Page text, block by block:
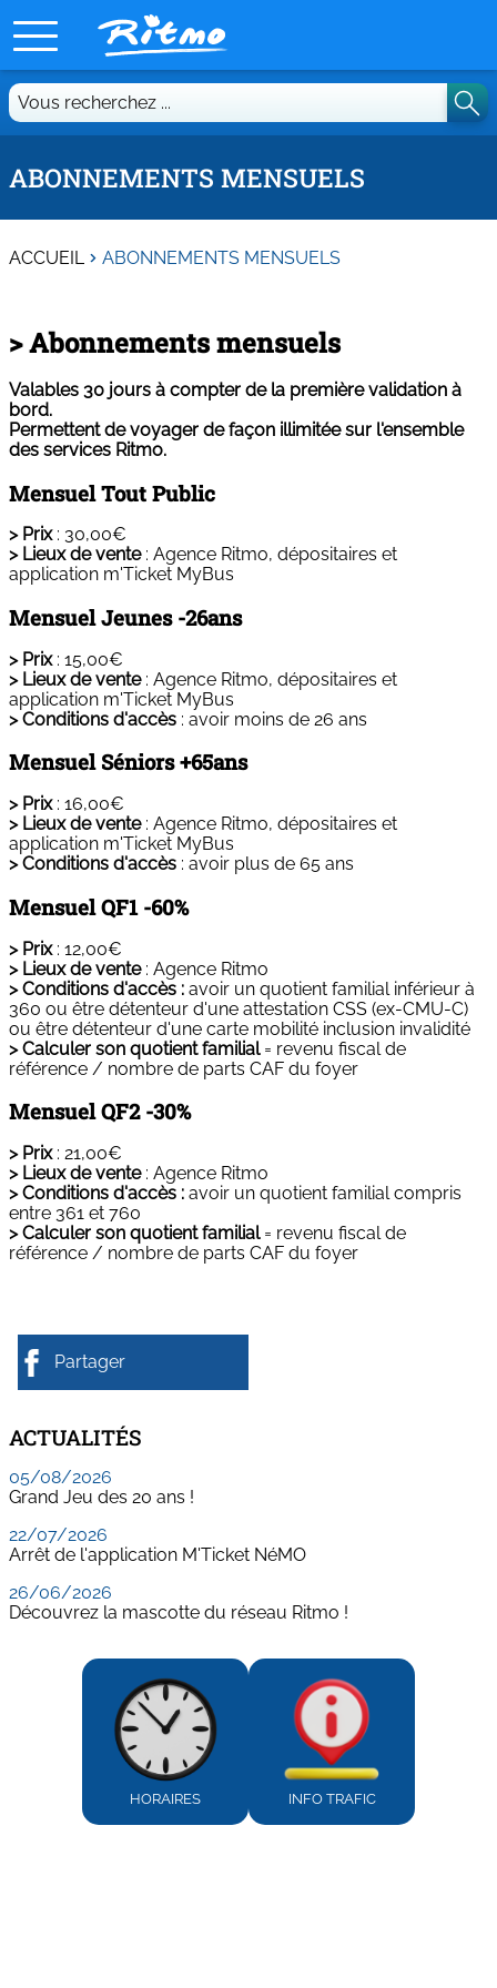
Vous
recherchez
ABONNEMENTS MENSUELS
ACCUEIL ABONNEMENTS MENSUELS
> Abonnements mensuels
Valables 30 jours à compter de la première validation à
bord.
Permettent de voyager de façon illimitée sur l'ensemble
des services Ritmo.
Mensuel Tout Public
> Prix: 30,00€
> Lieux de vente: Agence Ritmo, dépositaires et
application m'Ticket MyBus
Mensuel Jeunes -26ans
> Prix: 15,00€
> Lieux de vente: Agence Ritmo, dépositaires et
application m'Ticket MyBus
> Conditions d'accès : avoir moins de 26 ans
Mensuel Séniors +65ans
> Prix: 16,00€
> Lieux de vente: Agence Ritmo, dépositaires et
application m'Ticket MyBus
> Conditions d'accès : avoir plus de 65 ans
Mensuel QF1 -60%
> Prix: 12,00€
> Lieux de vente: Agence Ritmo
> Conditions d'accès : avoir un quotient familial inférieur à
360 ou être détenteur d'une attestation CSS (ex-CMU-C)
ou être détenteur d'une carte mobilité inclusion invalidité
> Calculer son quotient familial= revenu fiscal de
référence / nombre de parts CAF du foyer
Mensuel QF2 -30%
> Prix: 21,00€
> Lieux de vente: Agence Ritmo
> Conditions d'accès : avoir un quotient familial compris
entre 361 et 760
> Calculer son quotient familial= revenu fiscal de
référence / nombre de parts CAF du foyer
Partager
ACTUALITÉS
05/08/2026
Grand Jeu des 20 ans !
22/07/2026
Arrêt de l'application M'Ticket NéMO
26/06/2026
Découvrez la mascotte du réseau Ritmo !
HORAIRES INFO TRAFIC